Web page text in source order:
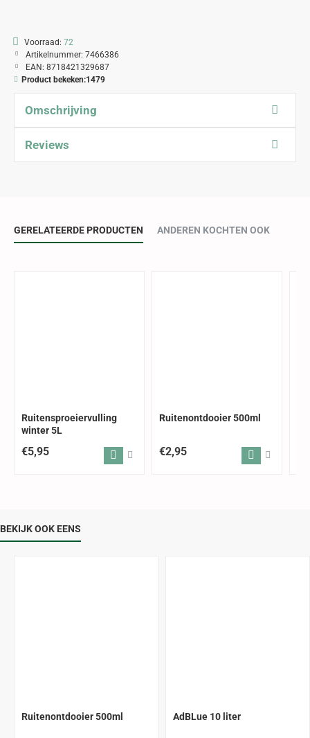
Voorraad: 72
Artikelnummer: 7466386
EAN: 8718421329687
Product bekeken:1479
Omschrijving
Reviews
GERELATEERDE PRODUCTEN ANDEREN KOCHTEN OOK
Ruitensproeiervulling
winter 5L
€5,95
Ruitenontdooier 500ml
€2,95
BEKIJK OOK EENS
Ruitenontdooier 500ml ALLEEN AFHALEN
AdBLue 10 liter